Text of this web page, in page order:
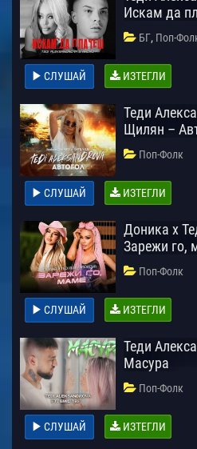
Искам да
БГ, Поп-
СЛУШАЙ ИЗТЕГЛИ
Теди
Щилян –
Поп-Фолк
СЛУШАЙ ИЗТЕГЛИ
Доника х
Зарежи го,
Поп-Фолк
СЛУШАЙ ИЗТЕГЛИ
Теди
Масура
Поп-Фолк
СЛУШАЙ ИЗТЕГЛИ